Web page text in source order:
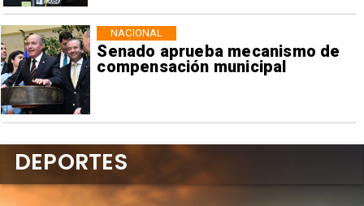
Senado aprueba mecanismo de
compensación municipal
NACIONAL
DEPORTES